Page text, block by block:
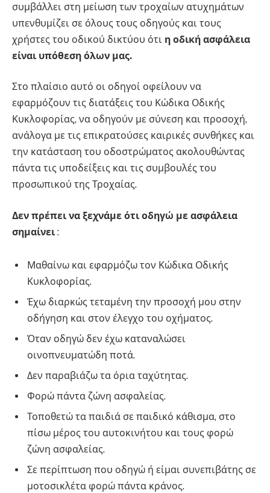
συμβάλλει στη μείωση των τροχαίων ατυχημάτων
υπενθυμίζει σε όλους τους οδηγούς και τους
χρήστες του οδικού δικτύου ότι η οδική ασφάλεια
είναι υπόθεση όλων μας.
Στο πλαίσιο αυτό οι οδηγοί οφείλουν να
εφαρμόζουν τις διατάξεις του Κώδικα Οδικής
Κυκλοφορίας, να οδηγούν με σύνεση και προσοχή,
ανάλογα με τις επικρατούσες καιρικές συνθήκες και
την κατάσταση του οδοστρώματος ακολουθώντας
πάντα τις υποδείξεις και τις συμβουλές του
προσωπικού της Τροχαίας.
Δεν πρέπει να ξεχνάμε ότι οδηγώ με ασφάλεια
σημαίνει:
Μαθαίνω και εφαρμόζω τον Κώδικα Οδικής
Κυκλοφορίας.
Έχω διαρκώς τεταμένη την προσοχή μου στην
οδήγηση και στον έλεγχο του οχήματος.
Όταν οδηγώ δεν έχω καταναλώσει
οινοπνευματώδη ποτά.
Δεν παραβιάζω τα όρια ταχύτητας.
Φορώ πάντα ζώνη ασφαλείας.
Τοποθετώ τα παιδιά σε παιδικό κάθισμα, στο
πίσω μέρος του αυτοκινήτου και τους φορώ
ζώνη ασφαλείας.
Σε περίπτωση που οδηγώ ή είμαι συνεπιβάτης σε
μοτοσικλέτα φορώ πάντα κράνος.